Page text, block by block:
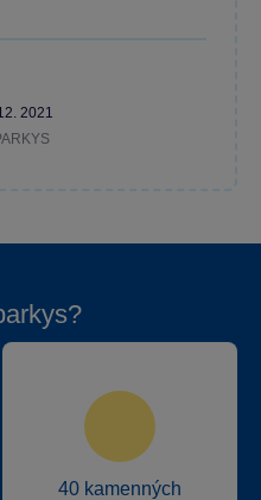
2021
40 kamenných